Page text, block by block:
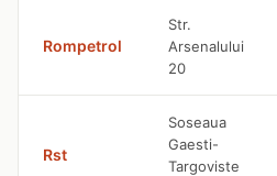
Rompetrol
Str.
Arsenalului
20
Rst
Soseaua
Gaesti-
Targoviste